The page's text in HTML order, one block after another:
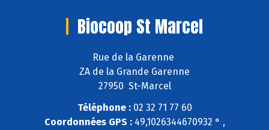
Biocoop St Marcel
Rue de la Garenne
ZA de la Grande Garenne
27950 St-Marcel
Téléphone :02 32 71 77 60
Coordonnées GPS :49,1026344670932 ° ,